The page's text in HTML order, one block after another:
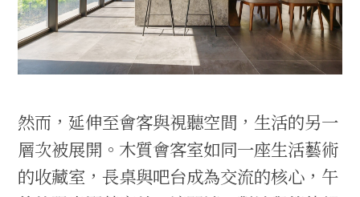
然而，延伸至會客與視聽空間，生活的另一
層次被展開。木質會客室如同一座生活藝術
的收藏室，長桌與吧台成為交流的核心，午